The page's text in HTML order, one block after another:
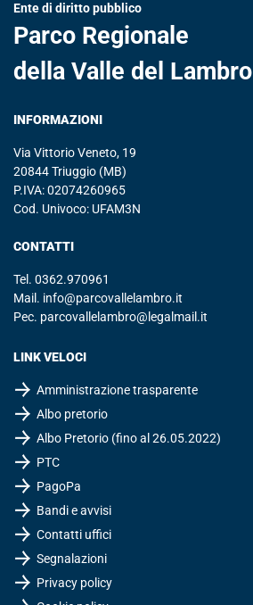
Ente di diritto pubblico
Parco Regionale
della Valle del Lambro
INFORMAZIONI
Via Vittorio Veneto, 19
20844 Triuggio (MB)
P.IVA: 02074260965
Cod. Univoco: UFAM3N
CONTATTI
Tel. 0362.970961
Mail. info@parcovallelambro.it
Pec. parcovallelambro@legalmail.it
LINK VELOCI
Amministrazione trasparente
Albo pretorio
Albo Pretorio (fino al 26.05.2022)
PTC
PagoPa
Bandi e avvisi
Contatti uffici
Segnalazioni
Privacy policy